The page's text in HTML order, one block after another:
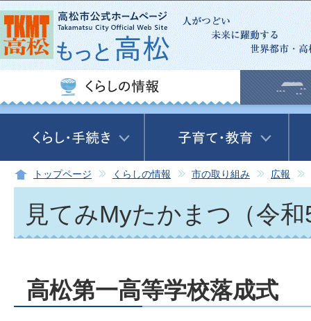
この
トップページ くらしの情報 市の取り組み 広報
見てみMyたかまつ（令
高松第一高等学校落成式